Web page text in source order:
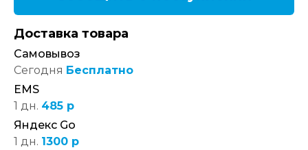
Доставка товара
Самовывоз
Сегодня Бесплатно
EMS
1 дн. 485 р
Яндекс Go
1 дн. 1300 р